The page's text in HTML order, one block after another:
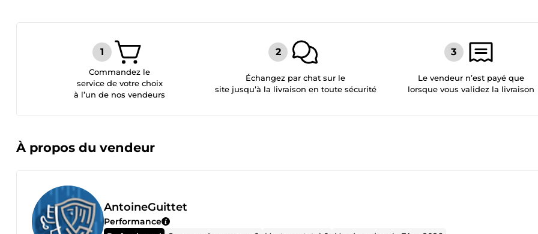
Commandez le
service de votre choix
à l’un de nos vendeurs
Échangez par chat sur le
site jusqu’à la livraison en toute sécurité
Le vendeur n’est payé que
lorsque vous validez la livraison
À propos du vendeur
AntoineGuittet
Performance